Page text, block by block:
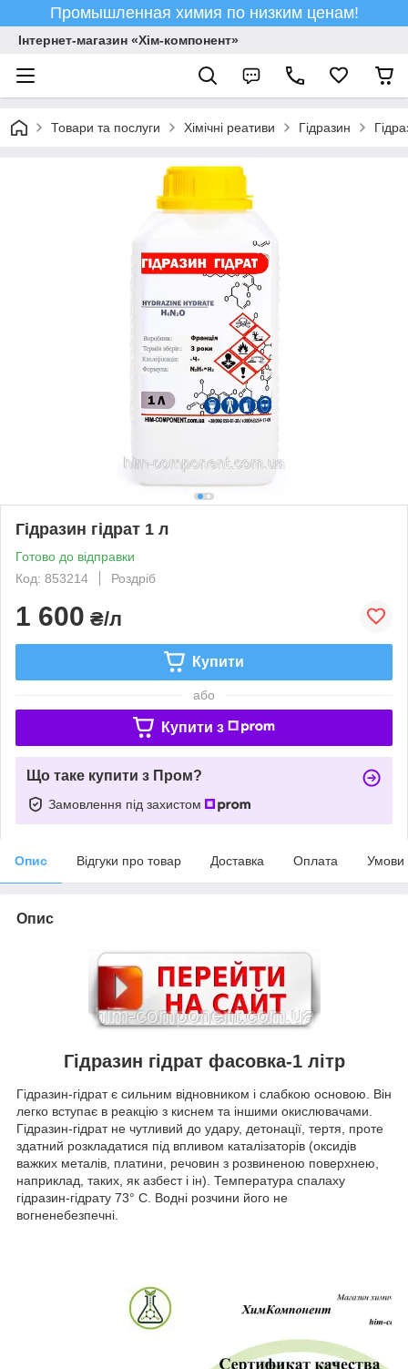
Промышленная химия по низким ценам!
Інтернет-магазин «Хім-компонент»
Товари та послуги Хімічні реативи Гідразин
Гідразин гідрат 1 л
Готово до відправки
Код: 853214
Роздріб
1 600 ₴/л
Купити
або
Купити з
Що таке купити з Пром?
Замовлення під захистом
Опис Відгуки про товар Доставка Оплата Умови
Опис
Гідразин гідрат фасовка-1 літр
Гідразин-гідрат є сильним відновником і слабкою основою. Він
легко вступає в реакцію з киснем та іншими окислювачами.
Гідразин-гідрат не чутливий до удару, детонації, тертя, проте
здатний розкладатися під впливом каталізаторів (оксидів
важких металів, платини, речовин з розвиненою поверхнею,
наприклад, таких, як азбест і ін). Температура спалаху
гідразин-гідрату 73° С. Водні розчини його не
вогненебезпечні.